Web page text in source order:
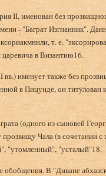
II, именован без
- "Баграт Изгнанник".
т. е.
царевича в Византию16.
именует также без
в Пицунде, он титулован
(одного из сыновей
Чала (в сочетании
"утомленный", "усталый"18.
обобщения. В "Диване